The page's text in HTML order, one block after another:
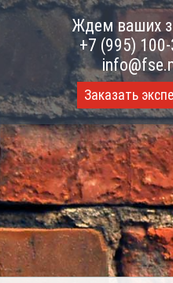
Ждем ваших
+7 (995)
Заказать